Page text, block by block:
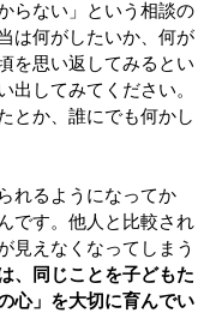
らない」という相談の
は何がしたいか、何が
を思い返してみるとい
出してみてください。
とか、誰にでも何かし
れるようになってか
です。他人と比較され
見えなくなってしまう
、同じことを子どもた
心」を大切に育んでい